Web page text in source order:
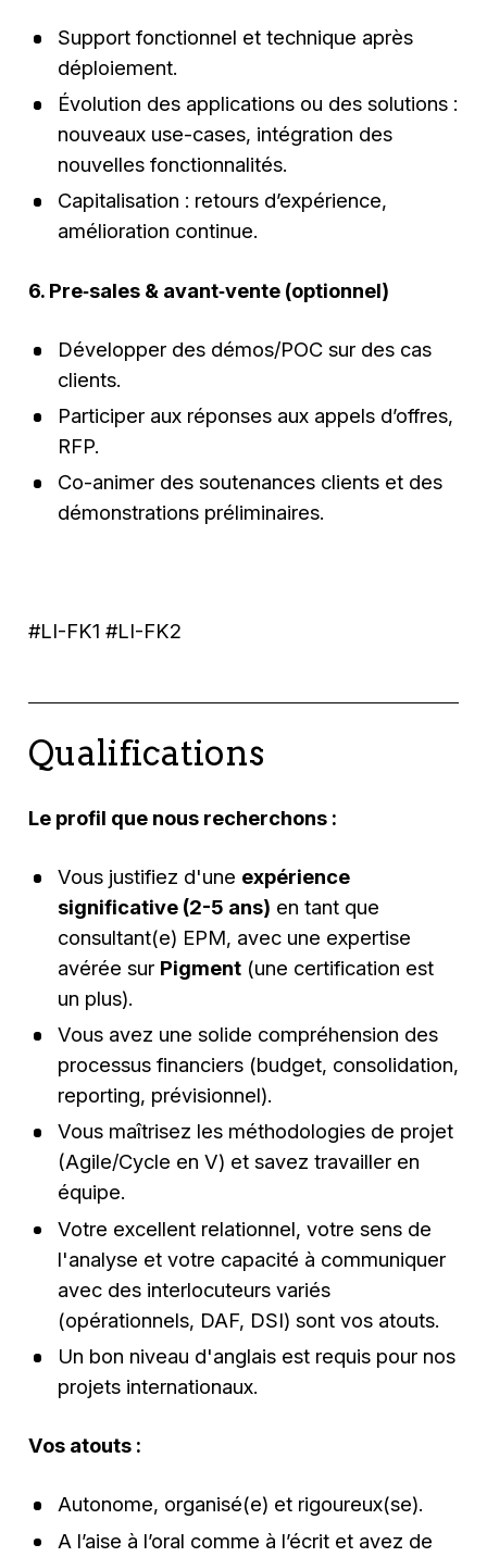
Support fonctionnel et technique après
déploiement.
Évolution des applications ou des solutions :
nouveaux use-cases, intégration des
nouvelles fonctionnalités.
Capitalisation : retours d’expérience,
amélioration continue.
6. Pre‑sales & avant‑vente (optionnel)
Développer des démos/POC sur des cas
clients.
Participer aux réponses aux appels d’offres,
RFP.
Co-animer des soutenances clients et des
démonstrations préliminaires.
#LI-FK1 #LI-FK2
Qualifications
Le profil que nous recherchons :
Vous justifiez d'une expérience
significative (2-5 ans) en tant que
consultant(e) EPM, avec une expertise
avérée sur Pigment(une certification est
un plus).
Vous avez une solide compréhension des
processus financiers (budget, consolidation,
reporting, prévisionnel).
Vous maîtrisez les méthodologies de projet
(Agile/Cycle en V) et savez travailler en
équipe.
Votre excellent relationnel, votre sens de
l'analyse et votre capacité à communiquer
avec des interlocuteurs variés
(opérationnels, DAF, DSI) sont vos atouts.
Un bon niveau d'anglais est requis pour nos
projets internationaux.
Vos atouts :
Autonome, organisé(e) et rigoureux(se).
A l’aise à l’oral comme à l’écrit et avez de